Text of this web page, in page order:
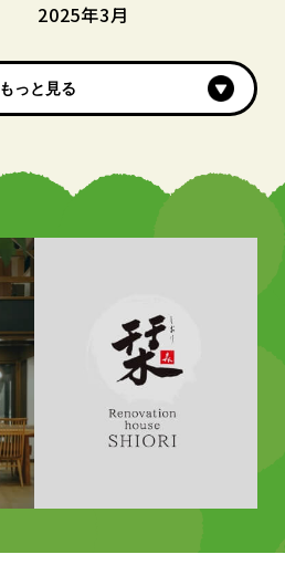
2025年3月
もっと見る
もっと見る